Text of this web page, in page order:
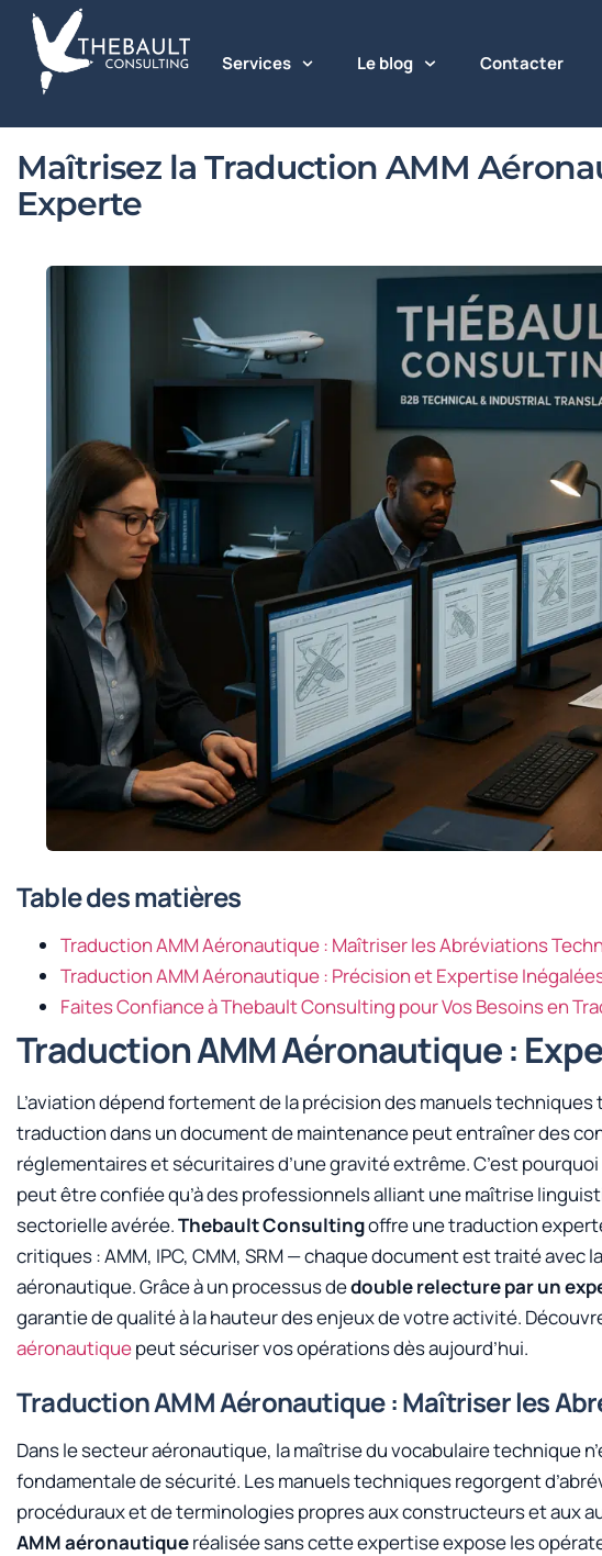
Services Le blog Contacter
Maîtrisez la Traduction AMM
Experte
Table des matières
Traduction AMM Aéronautique : Maîtriser les Abréviations
Traduction AMM Aéronautique : Précision et Expertise
Faites Confiance à Thebault Consulting pour Vos Besoins en
Traduction AMM Aéronautique :
L’aviation dépend fortement de la précision des manuels techniques
traduction dans un document de maintenance peut entraîner des
réglementaires et sécuritaires d’une gravité extrême. C’est pourquoi
peut être confiée qu’à des professionnels alliant une maîtrise
sectorielle avérée.Thebault Consultingoffre une traduction
critiques : AMM, IPC, CMM, SRM — chaque document est traité avec
aéronautique. Grâce à un processus dedouble relecture par un
garantie de qualité à la hauteur des enjeux de votre activité.
aéronautiquepeut sécuriser vos opérations dès aujourd’hui.
Traduction AMM Aéronautique : Maîtriser les
Dans le secteur aéronautique, la maîtrise du vocabulaire technique
fondamentale de sécurité. Les manuels techniques regorgent
procéduraux et de terminologies propres aux constructeurs et aux
AMM aéronautiqueréalisée sans cette expertise expose les